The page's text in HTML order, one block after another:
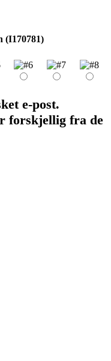
(I170781)
e-post.
forskjellig fra de